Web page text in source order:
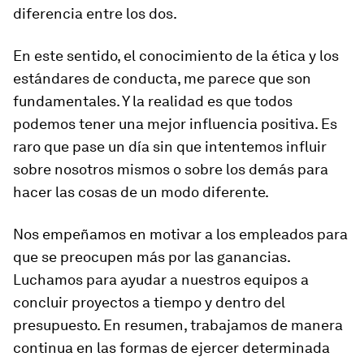
diferencia entre los dos.
En este sentido, el conocimiento de la ética y los
estándares de conducta, me parece que son
fundamentales. Y la realidad es que todos
podemos tener una mejor influencia positiva. Es
raro que pase un día sin que intentemos influir
sobre nosotros mismos o sobre los demás para
hacer las cosas de un modo diferente.
Nos empeñamos en motivar a los empleados para
que se preocupen más por las ganancias.
Luchamos para ayudar a nuestros equipos a
concluir proyectos a tiempo y dentro del
presupuesto. En resumen, trabajamos de manera
continua en las formas de ejercer determinada